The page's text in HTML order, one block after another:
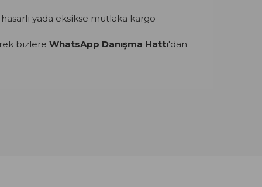
yada eksikse mutlaka kargo
bizlere WhatsApp Danışma Hattı'dan